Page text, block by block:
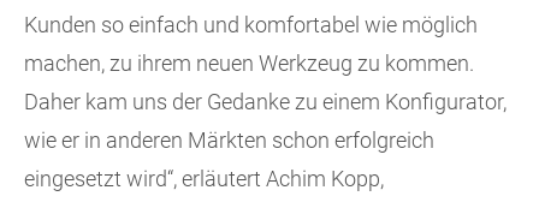
Kunden so einfach und komfortabel wie möglich
machen, zu ihrem neuen Werkzeug zu kommen.
Daher kam uns der Gedanke zu einem Konfigurator,
wie er in anderen Märkten schon erfolgreich
eingesetzt wird“, erläutert Achim Kopp,